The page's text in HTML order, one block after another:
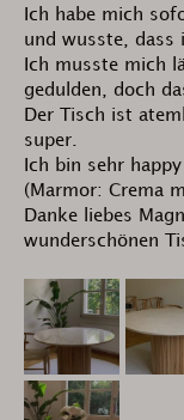
Ich habe mich
und wusste, dass
Ich musste mich
gedulden, doch
Der Tisch ist
super.
Ich bin sehr
(Marmor: Crema
Danke liebes
wunderschönen